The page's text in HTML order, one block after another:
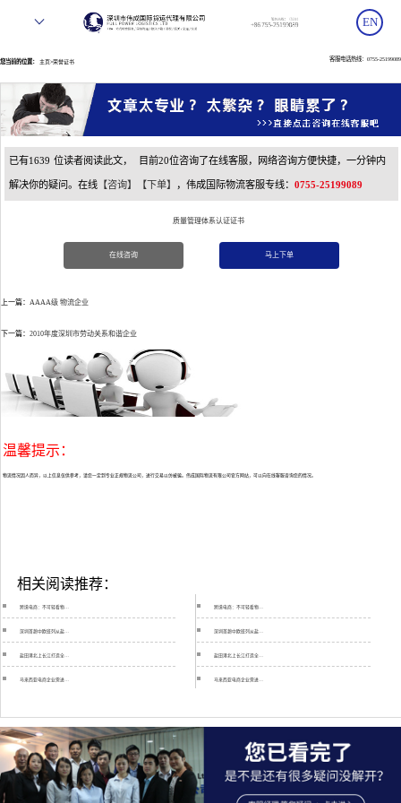
EN
您当前的位置： 主页>荣誉证书 客服电话热线：0755-25199089
已有1639 位读者阅读此文， 目前20位咨询了在线客服，网络咨询方便快捷，一分钟内
解决你的疑问。在线【咨询】 【下单】 ，伟成国际物流客服专线： 0755-25199089
质量管理体系认证证书
在线咨询 马上下单
上一篇： AAAA级 物流企业
下一篇： 2010年度深圳市劳动关系和谐企业
温馨提示：
物流情况因人而异，以上信息仅供参考，请您一定到专业正规物流公司，进行交易以仿被骗。伟成国际物流有限公司官方网站，可以向在线客服咨询您的情况。
跨境电商：不可轻看物…
深圳首趟中欧班列从盐…
盐田港北上长江打造全…
马来西亚电商企业需进…
卡塔尔断交风波严重殃…
交通运输部关于推进特…
“哈绥符釜”陆海联运…
安特卫普港将与中国港…
跨境电商：不可轻看物…
深圳首趟中欧班列从盐…
盐田港北上长江打造全…
马来西亚电商企业需进…
卡塔尔断交风波严重殃…
交通运输部关于推进特…
“哈绥符釜”陆海联运…
安特卫普港将与中国港…
相关阅读推荐：